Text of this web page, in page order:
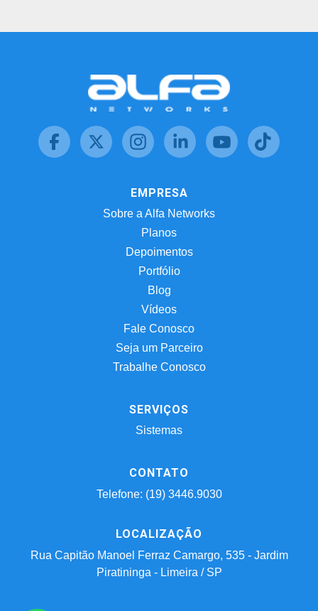
EMPRESA
Sobre a Alfa Networks
Planos
Depoimentos
Portfólio
Blog
Vídeos
Fale Conosco
Seja um Parceiro
Trabalhe Conosco
SERVIÇOS
Sistemas
CONTATO
Telefone: (19) 3446.9030
LOCALIZAÇÃO
Rua Capitão Manoel Ferraz Camargo, 535 - Jardim
Piratininga - Limeira / SP